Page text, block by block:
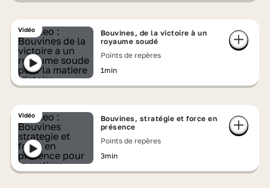
Vidéo
Bouvines, de la victoire à un
royaume soudé
Points de repères
1min
Vidéo
Bouvines, stratégie et force en
présence
Points de repères
3min